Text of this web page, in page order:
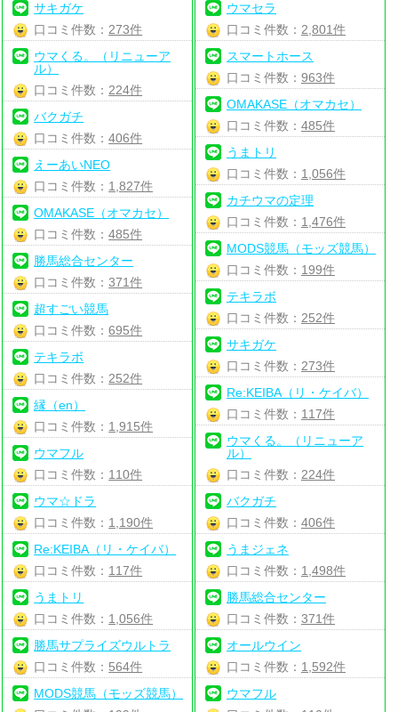
サキガケ
口コミ件数： 273件
ウマくる。（リニューア
ル）
口コミ件数： 224件
バクガチ
口コミ件数：406件
えーあいNEO
口コミ件数： 1,827件
OMAKASE（オマカセ）
口コミ件数：485件
勝馬総合センター
口コミ件数：371件
超すごい競馬
口コミ件数：695件
テキラボ
口コミ件数： 252件
縁（en）
口コミ件数： 1,915件
ウマフル
口コミ件数： 110件
ウマ☆ドラ
口コミ件数： 1,190件
Re:KEIBA（リ・ケイバ）
口コミ件数： 117件
うまトリ
口コミ件数： 1,056件
勝馬サプライズウルトラ
口コミ件数： 564件
MODS競馬（モッズ競馬）
ウマセラ
口コミ件数： 2,801件
スマートホース
口コミ件数： 963件
OMAKASE（オマカセ）
口コミ件数： 485件
うまトリ
口コミ件数： 1,056件
カチウマの定理
口コミ件数： 1,476件
MODS競馬（モッズ競馬）
口コミ件数： 199件
テキラボ
口コミ件数： 252件
サキガケ
口コミ件数： 273件
Re:KEIBA（リ・ケイバ）
口コミ件数： 117件
ウマくる。（リニューア
ル）
口コミ件数： 224件
バクガチ
口コミ件数： 406件
うまジェネ
口コミ件数： 1,498件
勝馬総合センター
口コミ件数： 371件
オールウイン
口コミ件数： 1,592件
ウマフル